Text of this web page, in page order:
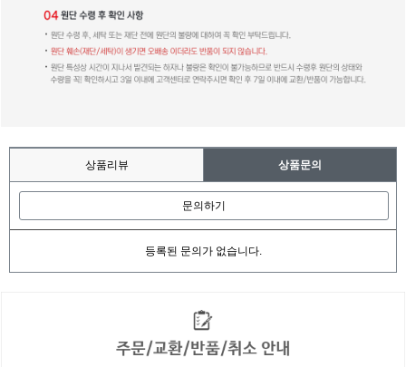
상품리뷰 상품문의
문의하기
등록된 문의가 없습니다.